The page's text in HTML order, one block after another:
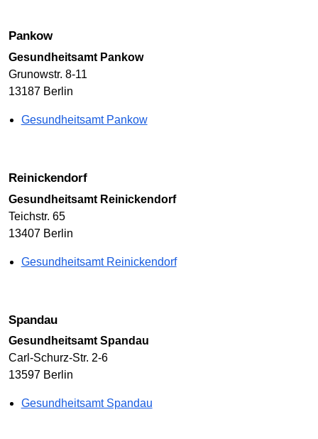
Pankow
Gesundheitsamt Pankow
Grunowstr. 8-11
13187 Berlin
Gesundheitsamt Pankow
Reinickendorf
Gesundheitsamt Reinickendorf
Teichstr. 65
13407 Berlin
Gesundheitsamt Reinickendorf
Spandau
Gesundheitsamt Spandau
Carl-Schurz-Str. 2-6
13597 Berlin
Gesundheitsamt Spandau